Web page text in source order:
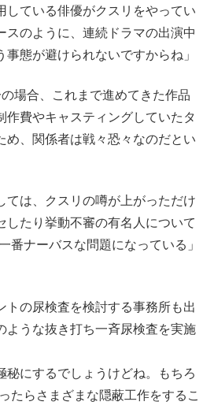
している俳優がクスリをやってい
スのように、連続ドラマの出演中
態が避けられないですからね」
場合、これまで進めてきた作品
費やキャスティングしていたタ
め、関係者は戦々恐々なのだとい
ては、クスリの噂が上がっただけ
たり挙動不審の有名人について
番ナーバスな問題になっている」
の尿検査を検討する事務所も出
ような抜き打ち一斉尿検査を実施
秘にするでしょうけどね。もちろ
たらさまざまな隠蔽工作をするこ